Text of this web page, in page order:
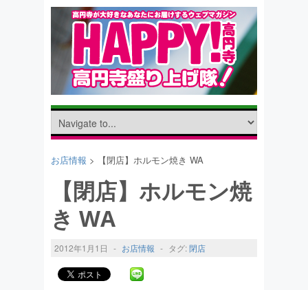
お店情報 > 【閉店】ホルモン焼き WA
【閉店】ホルモン焼
き WA
2012年1月1日 - お店情報 - タグ:閉店